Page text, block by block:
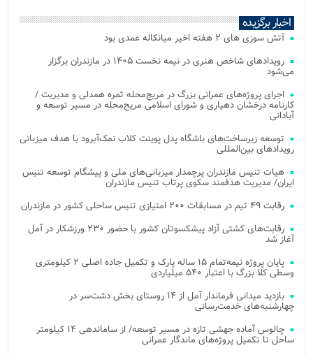
اخبار برگزیده
آتش‌ سوزی‌ های ۲ هفته اخیر میانکاله عمدی بود
رویدادهای شاخص هنری در نیمه نخست ۱۴۰۵ در مازندران برگزار
می‌شود
اجرای پروژه‌های عمرانی بزرگ در مریج‌محله ثمره همدلی و مدیریت /
کارنامه درخشان دهیاری و شورای اسلامی مریج‌محله در مسیر توسعه و
آبادانی
توسعه زیرساخت‌های باشگاه پدل پوینت کلاب نمک‌آبرود با هدف میزبانی
رویدادهای بین‌المللی
هیات تنیس مازندران پرچمدار میزبانی‌های ملی و پیشگام توسعه تنیس
ایران/ مدیریت هدفمند سکوی پرتاب تنیس مازندران
رقابت ۴۹ تیم در مسابقات ۲۰۰ امتیازی تنیس ساحلی کشور در مازندران
رقابت‌های کشتی آزاد پیشکسوتان کشور با حضور ۲۳۰ ورزشکار در آمل
آغاز شد
پایان پروژه نیمه‌تمام ۱۵ ساله پارک و تکمیل جاده اصلی ۲ کیلومتری
وسطی کلا بزرگ با اعتبار ۵۴۰ میلیاردی
بازدید میدانی فرماندار آمل از ۱۴ روستای بخش دشت‌سر در
چهارشنبه‌های خدمت‌رسانی
چالوس آماده جهشی تازه در مسیر توسعه/ از ساماندهی ۱۴ کیلومتر
ساحل تا تکمیل پروژه‌های ماندگار عمرانی